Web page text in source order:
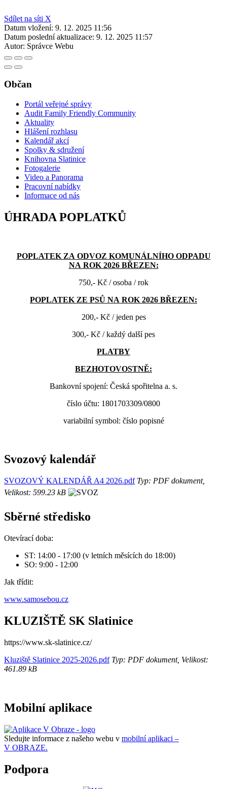
Sdílet na síti X
Datum vložení: 9. 12. 2025 11:56
Datum poslední aktualizace: 9. 12. 2025 11:57
Autor: Správce Webu
Občan
Portál veřejné správy
Audit Family Friendly Community
Aktuality
Hlášení rozhlasu
Kalendář akcí
Spolky & sdružení
Knihovna Slatinice
Fotogalerie
Video a Panorama
Pracovní nabídky
Informace od nás
ÚHRADA POPLATKŮ
POPLATEK ZA ODVOZ KOMUNÁLNÍHO ODPADU
NA ROK 2026 BŘEZEN:
750,- Kč / osoba / rok
POPLATEK ZE PSŮ NA ROK 2026 BŘEZEN:
200,- Kč / jeden pes
300,- Kč / každý další pes
PLATBY
BEZHOTOVOSTNĚ:
Bankovní spojení: Česká spořitelna a. s.
číslo účtu: 1801703309/0800
variabilní symbol: číslo popisné
Svozový kalendář
SVOZOVÝ KALENDÁŘ A4 2026.pdfTyp: PDF dokument,
Velikost: 599.23 kB
Sběrné středisko
Otevírací doba:
ST: 14:00 - 17:00 (v letních měsících do 18:00)
SO: 9:00 - 12:00
Jak třídit:
www.samosebou.cz
KLUZIŠTĚ SK Slatinice
https://www.sk-slatinice.cz/
Kluziště Slatinice 2025-2026.pdfTyp: PDF dokument, Velikost:
461.89 kB
Mobilní aplikace
Sledujte informace z našeho webu v mobilní aplikaci –
V OBRAZE.
Podpora